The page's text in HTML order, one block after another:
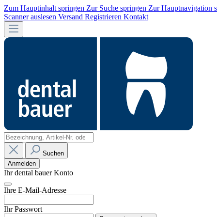
Zum Hauptinhalt springen Zur Suche springen Zur Hauptnavigation
Scanner auslesen Versand Registrieren Kontakt
Suchen
Anmelden
Ihr dental bauer Konto
Ihre E-Mail-Adresse
Ihr Passwort